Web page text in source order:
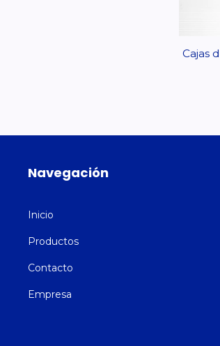
Cajas
Navegación
Inicio
Productos
Contacto
Empresa